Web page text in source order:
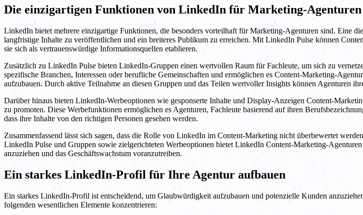
Die einzigartigen Funktionen von LinkedIn für Marketing-Agenturen
LinkedIn bietet mehrere einzigartige Funktionen, die besonders vorteilhaft für Marketing-Agenturen sind. Eine
langfristige Inhalte zu veröffentlichen und ein breiteres Publikum zu erreichen. Mit LinkedIn Pulse können
sie sich als vertrauenswürdige Informationsquellen etablieren.
Zusätzlich zu LinkedIn Pulse bieten LinkedIn-Gruppen einen wertvollen Raum für Fachleute, um sich zu
spezifische Branchen, Interessen oder berufliche Gemeinschaften und ermöglichen es Content-Marketing-
aufzubauen. Durch aktive Teilnahme an diesen Gruppen und das Teilen wertvoller Insights können Agenturen
Darüber hinaus bieten LinkedIn-Werbeoptionen wie gesponserte Inhalte und Display-Anzeigen Content-
zu promoten. Diese Werbefunktionen ermöglichen es Agenturen, Fachleute basierend auf ihren
dass ihre Inhalte von den richtigen Personen gesehen werden.
Zusammenfassend lässt sich sagen, dass die Rolle von LinkedIn im Content-Marketing nicht überbewertet
LinkedIn Pulse und Gruppen sowie zielgerichteten Werbeoptionen bietet LinkedIn Content-Marketing-
anzuziehen und das Geschäftswachstum voranzutreiben.
Ein starkes LinkedIn-Profil für Ihre Agentur aufbauen
Ein starkes LinkedIn-Profil ist entscheidend, um Glaubwürdigkeit aufzubauen und potenzielle Kunden
folgenden wesentlichen Elemente konzentrieren: